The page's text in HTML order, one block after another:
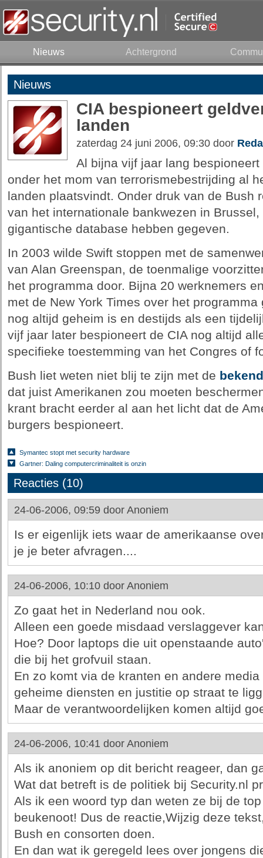
Nieuws Achtergrond
Nieuws
CIA bespioneert
landen
zaterdag 24 juni 2006, 09:30 door
Al bijna vijf jaar lang
onder het mom van terrorismebestrijding al
landen plaatsvindt. Onder druk van de Bush
van het internationale bankwezen in
gigantische database hebben gegeven.
In 2003 wilde Swift stoppen met de
van Alan Greenspan, de toenmalige
het programma door. Bijna 20 werknemers
met de New York Times over het
nog altijd geheim is en destijds als een
vijf jaar later bespioneert de CIA nog altijd
specifieke toestemming van het Congres of
Bush liet weten niet blij te zijn met de
dat juist Amerikanen zou moeten
krant bracht eerder al aan het licht dat de
burgers bespioneert.
Symantec stopt met security hardware
Gartner: Daling computercriminaliteit is onzin
Reacties (10)
24-06-2006, 09:59 door Anoniem
Is er eigenlijk iets waar de amerikaanse
je je beter afvragen....
24-06-2006, 10:10 door Anoniem
Zo gaat het in Nederland nou ook.
Alleen een goede misdaad verslaggever
Hoe? Door laptops die uit openstaande
die bij het grofvuil staan.
En zo komt via de kranten en andere
geheime diensten en justitie op straat te
Maar de verantwoordelijken komen altijd
24-06-2006, 10:41 door Anoniem
Als ik anoniem op dit bericht reageer, dan
Wat dat betreft is de politiek bij Security.nl
Als ik een woord typ dan weten ze bij de
beukenoot! Dus de reactie,Wijzig deze
Bush en consorten doen.
En dan wat ik geregeld lees over jongens